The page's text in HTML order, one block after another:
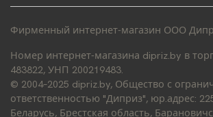
Фирменный интернет-магазин ООО
Номер интернет-магазина dipriz.by в
483822, УНП 200219483.
© 2004–2025 dipriz.by, Общество с
ответственностью "Диприз", юр.адрес:
Беларусь, Брестская область,